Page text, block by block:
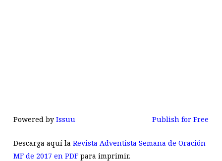
Powered by Issuu Publish for Free
Descarga aquí la Revista Adventista Semana de Oración
MF de 2017 en PDFpara imprimir.